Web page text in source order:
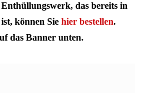
das bereits in
können Sie hier bestellen.
das Banner unten.